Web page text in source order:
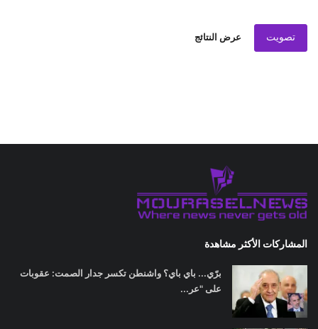
تصويت عرض النتائج
المشاركات الأكثر مشاهدة
برّي... باي باي؟ واشنطن تكسر جدار الصمت: عقوبات
على "عر...